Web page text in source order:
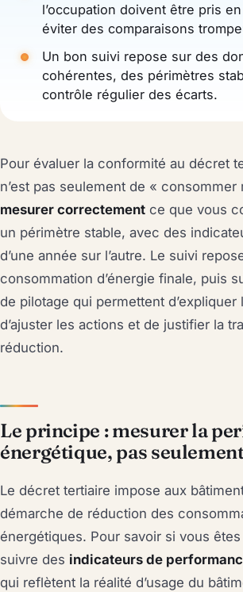
l’occupation doivent être pris
éviter des comparaisons
Un bon suivi repose sur des
cohérentes, des périmètres
contrôle régulier des écarts.
Pour évaluer la conformité au décret
n’est pas seulement de « consommer
mesurer correctement ce que vous
un périmètre stable, avec des
d’une année sur l’autre. Le suivi
consommation d’énergie finale, puis
de pilotage qui permettent d’expliquer
d’ajuster les actions et de justifier la
réduction.
Le principe : mesurer la
énergétique, pas
Le décret tertiaire impose aux
démarche de réduction des
énergétiques. Pour savoir si vous
suivre des indicateurs de
qui reflètent la réalité d’usage du